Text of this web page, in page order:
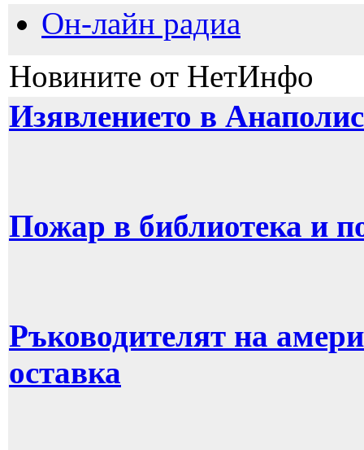
Он-лайн радиа
Новините от НетИнфо
Изявлението в
Пожар в библиотека и
Ръководителят на
оставка